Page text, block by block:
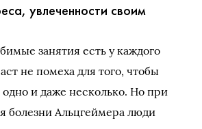
увлеченности своим
занятия есть у каждого
не помеха для того, чтобы
и даже несколько. Но при
болезни Альцгеймера люди